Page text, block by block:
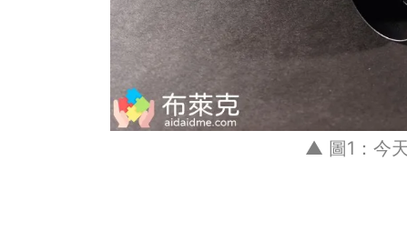
▲ 圖1：今